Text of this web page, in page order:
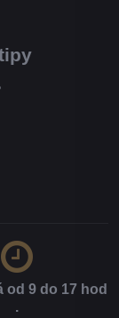
od 9 do 17 hod​
.